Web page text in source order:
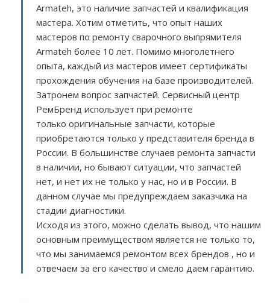
Armateh, это наличие запчастей и квалификация
мастера. Хотим отметить, что опыт наших
мастеров по ремонту сварочного выпрямителя
Armateh более 10 лет. Помимо многолетнего
опыта, каждый из мастеров имеет сертификаты
прохождения обучения на базе производителей.
Затронем вопрос запчастей. Сервисный центр
РемБренд использует при ремонте
только оригинальные запчасти, которые
приобретаются только у представителя бренда в
России. В большинстве случаев ремонта запчасти
в наличии, но бывают ситуации, что запчастей
нет, и нет их не только у нас, но и в России. В
данном случае мы предупреждаем заказчика на
стадии диагностики.
Исходя из этого, можно сделать вывод, что нашим
основным преимуществом является не только то,
что мы занимаемся ремонтом всех брендов , но и
отвечаем за его качество и смело даем гарантию.